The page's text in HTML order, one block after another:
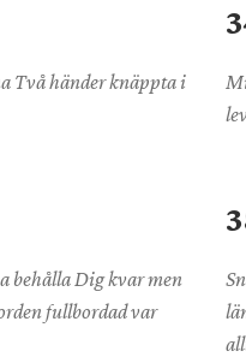
Två händer knäppta i
behålla Dig kvar men
fullbordad var